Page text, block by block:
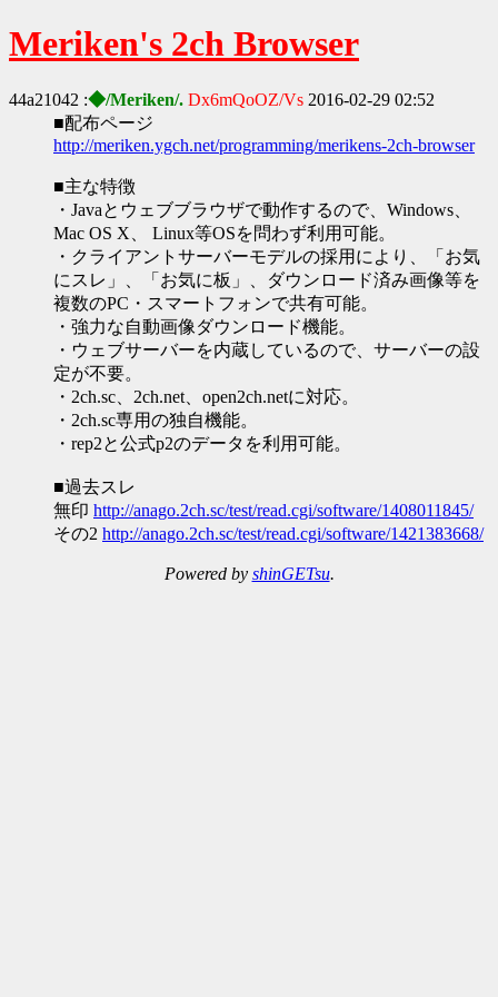
Meriken's 2ch Browser
44a21042 :◆/Meriken/. Dx6mQoOZ/Vs 2016-02-29 02:52
■配布ページ
http://meriken.ygch.net/programming/merikens-2ch-browser
■主な特徴
・Javaとウェブブラウザで動作するので、Windows、
Mac OS X、 Linux等OSを問わず利用可能。
・クライアントサーバーモデルの採用により、「お気
にスレ」、「お気に板」、ダウンロード済み画像等を
複数のPC・スマートフォンで共有可能。
・強力な自動画像ダウンロード機能。
・ウェブサーバーを内蔵しているので、サーバーの設
定が不要。
・2ch.sc、2ch.net、open2ch.netに対応。
・2ch.sc専用の独自機能。
・rep2と公式p2のデータを利用可能。
■過去スレ
無印 http://anago.2ch.sc/test/read.cgi/software/1408011845/
その2 http://anago.2ch.sc/test/read.cgi/software/1421383668/
Powered by shinGETsu.